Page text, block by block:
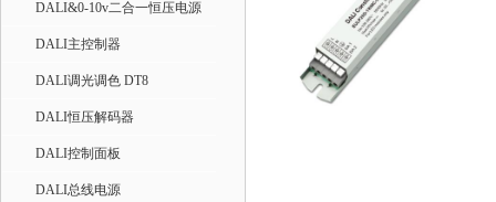
DALI&0-10v二合一恒压电源
DALI主控制器
DALI调光调色 DT8
DALI恒压解码器
DALI控制面板
DALI总线电源